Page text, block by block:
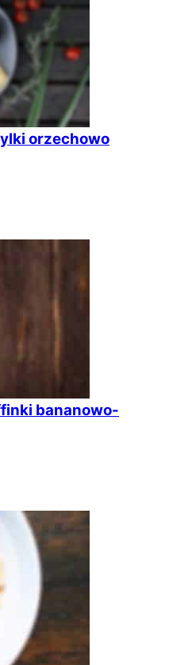
orzechowo
bananowo-